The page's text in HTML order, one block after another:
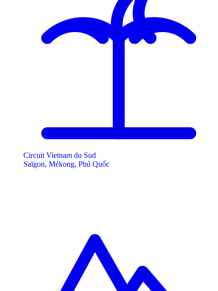
Circuit Vietnam du Sud
Saïgon, Mékong, Phú Quốc